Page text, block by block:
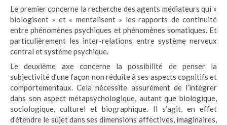
Le premier concerne la recherche des agents médiateurs qui «
biologisent » et « mentalisent » les rapports de continuité
entre phénomènes psychiques et phénomènes somatiques. Et
particulièrement les inter-relations entre système nerveux
central et système psychique.
Le deuxième axe concerne la possibilité de penser la
subjectivité d’une façon non réduite à ses aspects cognitifs et
comportementaux. Cela nécessite assurément de l’intégrer
dans son aspect métapsychologique, autant que biologique,
sociologique, culturel et biographique. Il s’agit, en effet
d’étendre le sujet dans ses dimensions affectives, imaginaires,